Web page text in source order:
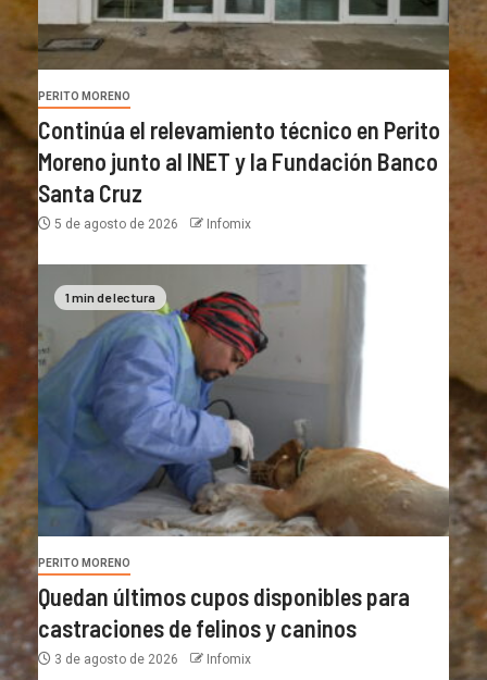
PERITO MORENO
Continúa el relevamiento técnico en Perito
Moreno junto al INET y la Fundación Banco
Santa Cruz
5 de agosto de 2026 Infomix
1 min de lectura
PERITO MORENO
Quedan últimos cupos disponibles para
castraciones de felinos y caninos
3 de agosto de 2026 Infomix